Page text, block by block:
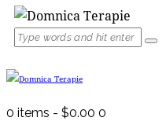
0 items - $0.00 0